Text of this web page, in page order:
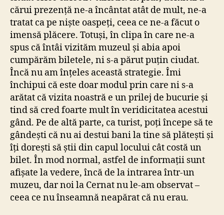
cărui prezență ne-a încântat atât de mult, ne-a
tratat ca pe niște oaspeți, ceea ce ne-a făcut o
imensă plăcere. Totuși, în clipa în care ne-a
spus că întâi vizităm muzeul și abia apoi
cumpărăm biletele, ni s-a părut puțin ciudat.
Încă nu am înțeles această strategie. Îmi
închipui că este doar modul prin care ni s-a
arătat că vizita noastră e un prilej de bucurie și
tind să cred foarte mult în veridicitatea acestui
gând. Pe de altă parte, ca turist, poți începe să te
gândești că nu ai destui bani la tine să plătești și
îți dorești să știi din capul locului cât costă un
bilet. În mod normal, astfel de informații sunt
afișate la vedere, încă de la intrarea într-un
muzeu, dar noi la Cernat nu le-am observat –
ceea ce nu înseamnă neapărat că nu erau.